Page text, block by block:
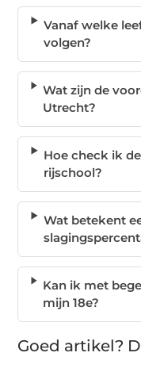
Vanaf welke
volgen?
Wat zijn de
Utrecht?
Hoe check ik
rijschool?
Wat betekent
Kan ik met
mijn 18e?
Goed artikel?